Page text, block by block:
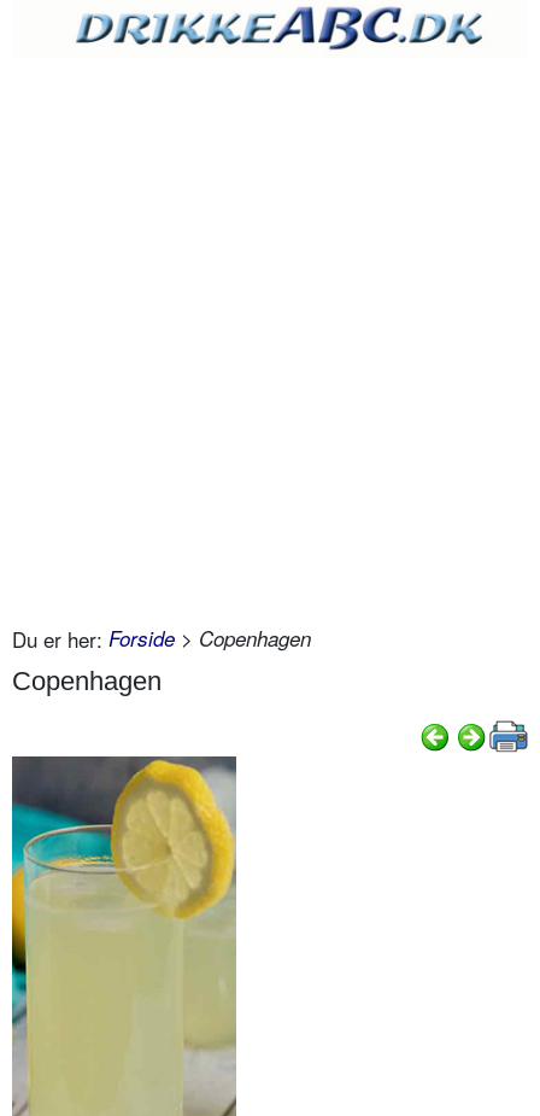
Du er her: Forside > Copenhagen
Copenhagen